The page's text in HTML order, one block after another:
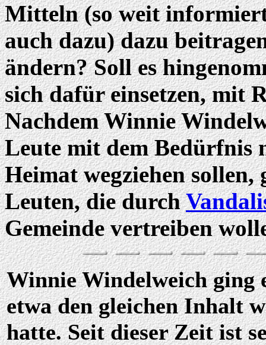
Mitteln (so weit
auch dazu) dazu
ändern? Soll es
sich dafür einsetzen, mit
Nachdem Winnie
Leute mit dem Bedürfnis
Heimat wegziehen
Leuten, die durch
Gemeinde vertreiben
Winnie Windelweich ging
etwa den gleichen Inhalt
hatte. Seit dieser Zeit ist